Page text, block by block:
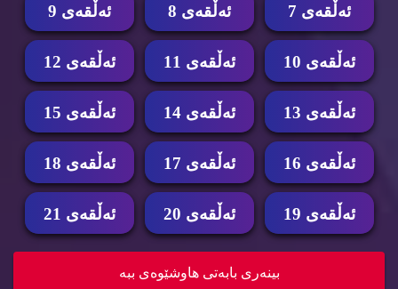
ئه‌ڵقه‌ی 7 ئه‌ڵقه‌ی 8 ئه‌ڵقه‌ی 9
ئه‌ڵقه‌ی 10 ئه‌ڵقه‌ی 11 ئه‌ڵقه‌ی 12
ئه‌ڵقه‌ی 13 ئه‌ڵقه‌ی 14 ئه‌ڵقه‌ی 15
ئه‌ڵقه‌ی 16 ئه‌ڵقه‌ی 17 ئه‌ڵقه‌ی 18
ئه‌ڵقه‌ی 19 ئه‌ڵقه‌ی 20 ئه‌ڵقه‌ی 21
بینه‌ری بابه‌تی هاوشێوه‌ی ببه‌
زنجیره‌ كارتۆنی ئه‌ڤه‌تار وه‌رزی سێ ئه‌ڵقه‌ی 16...